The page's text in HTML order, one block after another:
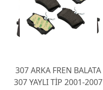
307 ARKA FREN BALATA
307 YAYLI TİP 2001-2007